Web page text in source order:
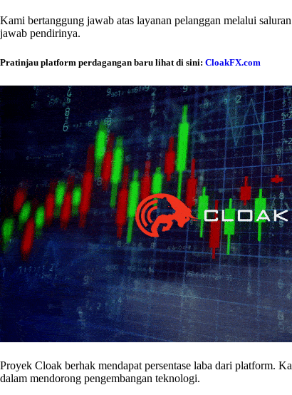
Kami bertanggung jawab atas layanan pelanggan melalui
jawab pendirinya.
Pratinjau platform perdagangan baru lihat di sini: CloakFX.com
Proyek Cloak berhak mendapat persentase laba dari platform.
dalam mendorong pengembangan teknologi.